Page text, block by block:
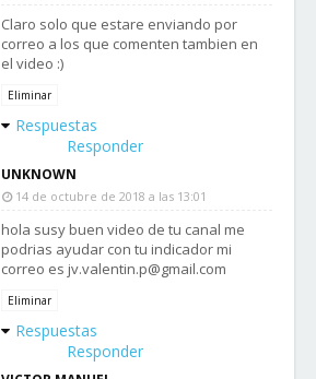
Claro solo que estare enviando por
correo a los que comenten tambien en
el video :)
Eliminar
Respuestas
Responder
UNKNOWN
14 de octubre de 2018 a las 13:01
hola susy buen video de tu canal me
podrias ayudar con tu indicador mi
correo es jv.valentin.p@gmail.com
Eliminar
Respuestas
Responder